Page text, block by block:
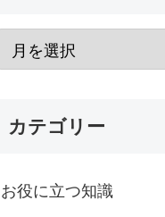
カテゴリー
お役に立つ知識